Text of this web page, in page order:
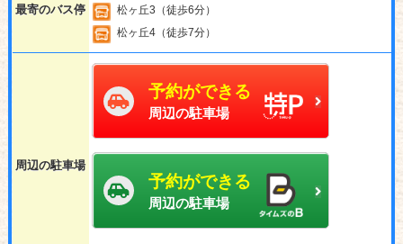
最寄のバス停
松ヶ丘3（徒歩6分）
松ヶ丘4（徒歩7分）
周辺の駐車場
予約ができる
周辺の駐車場
予約ができる
周辺の駐車場